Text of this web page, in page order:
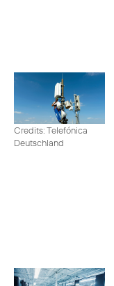
Credits: Telefónica
Deutschland